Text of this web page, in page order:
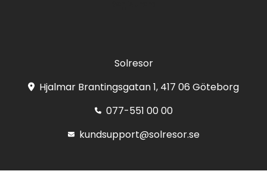
Solresor
Hjalmar Brantingsgatan 1, 417 06 Göteborg
077-551 00 00
kundsupport@solresor.se